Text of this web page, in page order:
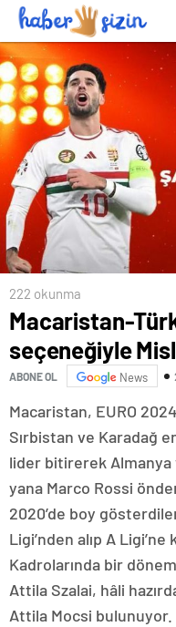
222 okunma
Macaristan-
seçeneğiyle
ABONE OL News
Macaristan, EURO
Sırbistan ve Karadağ
lider bitirerek Almanya
yana Marco Rossi
2020’de boy
Ligi’nden alıp A Ligi’ne
Kadrolarında bir
Attila Szalai, hâli
Attila Mocsi bulunuyor.